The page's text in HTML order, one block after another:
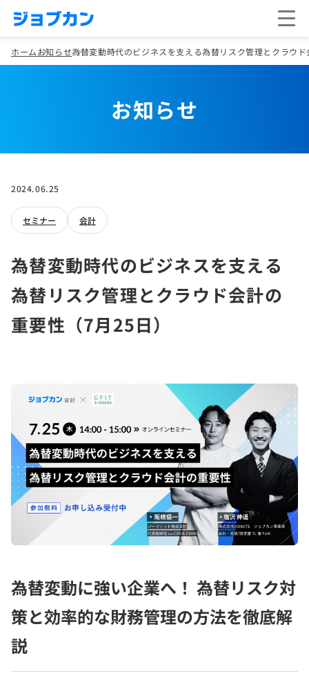
ホームお知らせ為替変動時代のビジネスを支える為替リスク管理とクラウ
お知らせ
2024.06.25
セミナー 会計
為替変動時代のビジネスを支える
為替リスク管理とクラウド会計の
重要性（7月25日）
為替変動に強い企業へ！ 為替リスク対
策と効率的な財務管理の方法を徹底解
説